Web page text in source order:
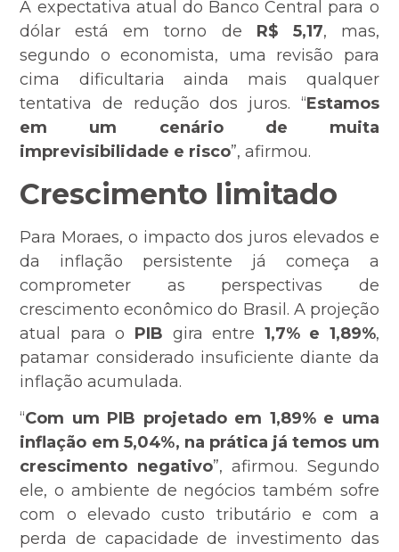
A expectativa atual do Banco Central para o
dólar está em torno de R$ 5,17, mas,
segundo o economista, uma revisão para
cima dificultaria ainda mais qualquer
tentativa de redução dos juros. “Estamos
em um cenário de muita
imprevisibilidade e risco”, afirmou.
Crescimento limitado
Para Moraes, o impacto dos juros elevados e
da inflação persistente já começa a
comprometer as perspectivas de
crescimento econômico do Brasil. A projeção
atual para o PIB gira entre 1,7% e 1,89%,
patamar considerado insuficiente diante da
inflação acumulada.
“Com um PIB projetado em 1,89% e uma
inflação em 5,04%, na prática já temos um
crescimento negativo”, afirmou. Segundo
ele, o ambiente de negócios também sofre
com o elevado custo tributário e com a
perda de capacidade de investimento das